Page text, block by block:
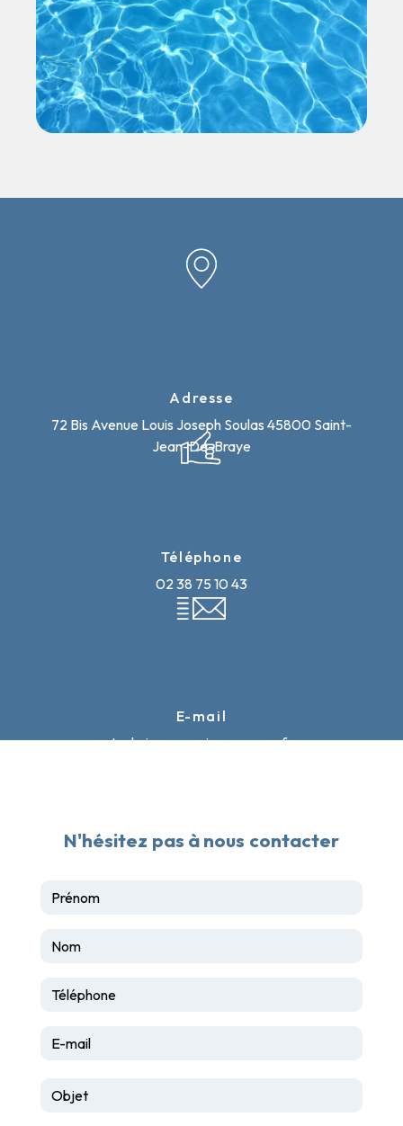
Adresse
72 Bis Avenue Louis Joseph Soulas 45800 Saint-
Jean-De-Braye
Téléphone
02 38 75 10 43
E-mail
techniceauservice@orange.fr
N'hésitez pas à nous contacter